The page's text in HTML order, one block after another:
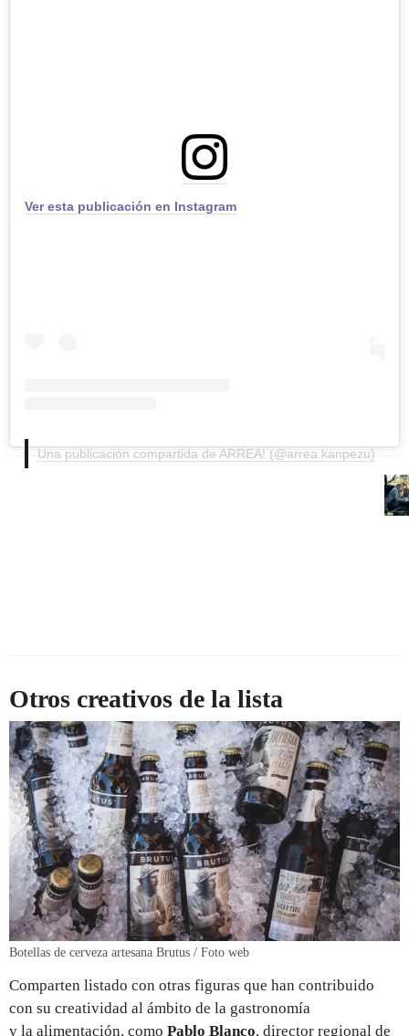
Ver esta publicación en Instagram
Una publicación compartida de ARREA! (@arrea.kanpezu)
Otros creativos de la lista
Botellas de cerveza artesana Brutus / Foto web
Comparten listado con otras figuras que han contribuido
con su creatividad al ámbito de la gastronomía
y la alimentación, como Pablo Blanco, director regional de